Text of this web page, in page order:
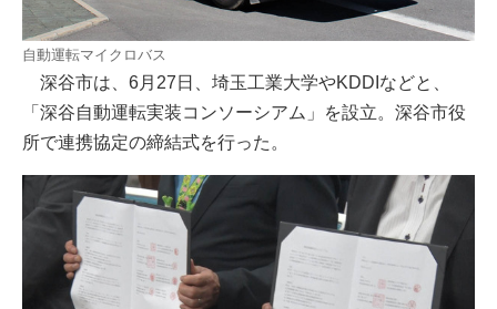
自動運転マイクロバス
深谷市は、6月27日、埼玉工業大学やKDDIなどと、
「深谷自動運転実装コンソーシアム」を設立。深谷市役
所で連携協定の締結式を行った。